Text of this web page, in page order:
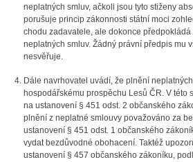
neplatných smluv, ačkoli jsou tyto stiženy
porušuje princip zákonnosti státní moci
chodu zadavatele, ale dokonce
neplatných smluv. Žádný právní předpis mu
nesvěřuje.
Dále navrhovatel uvádí, že plnění
hospodářskému prospěchu Lesů ČR. V této
na ustanovení § 451 odst. 2 občanského
plnění z neplatné smlouvy považováno za
ustanovení § 451 odst. 1 občanského
vydat bezdůvodné obohacení. Taktéž
ustanovení § 457 občanského zákoníku,